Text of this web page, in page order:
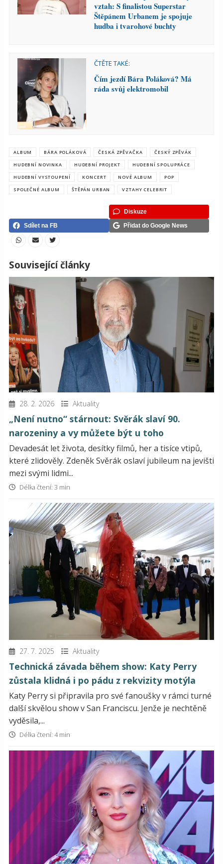
vztah: S finalistou Superstar
Štěpánem Urbanem je spojuje
hudba i tvarohové buchty
ČTĚTE TAKÉ:
Čím jezdí Bára Poláková? Má
ráda svůj elektromobil
ALBUM BÁRA POLÁKOVÁ ČESKÁ ZPĚVAČKA
ČESKÝ ZPĚVÁK
HUDEBNÍ NOVINKA
HUDEBNÍ PROJEKT
HUDEBNÍ SPOLUPRÁCE
HUDEBNÍ VYSTOUPENÍ
KONCERT NOVÉ ALBUM
POP
SPOLEČNÉ ALBUM
ŠTĚPÁN URBAN VZTAHY CELEBRIT
Diskuze
Sdílet na FB
Přidat do Google News
Související články
28. 2. 2026 Aktuality
„Není nutno“ stárnout: Svěrák slaví 90.
narozeniny a vy můžete být u toho
Devadesát let života, desítky filmů, her a tisíce vtipů,
které zlidověly. Zdeněk Svěrák oslaví jubileum na jevišti
mezi svými lidmi...
Délka čtení: 3 min
27. 7. 2025 Aktuality
Technická závada během show: Katy Perry
zůstala klidná i po pádu z rekvizity motýla
Katy Perry si připravila pro své fanoušky v rámci turné
další skvělou show v San Franciscu. Jenže je nechtěně
vyděsila,...
Délka čtení: 4 min